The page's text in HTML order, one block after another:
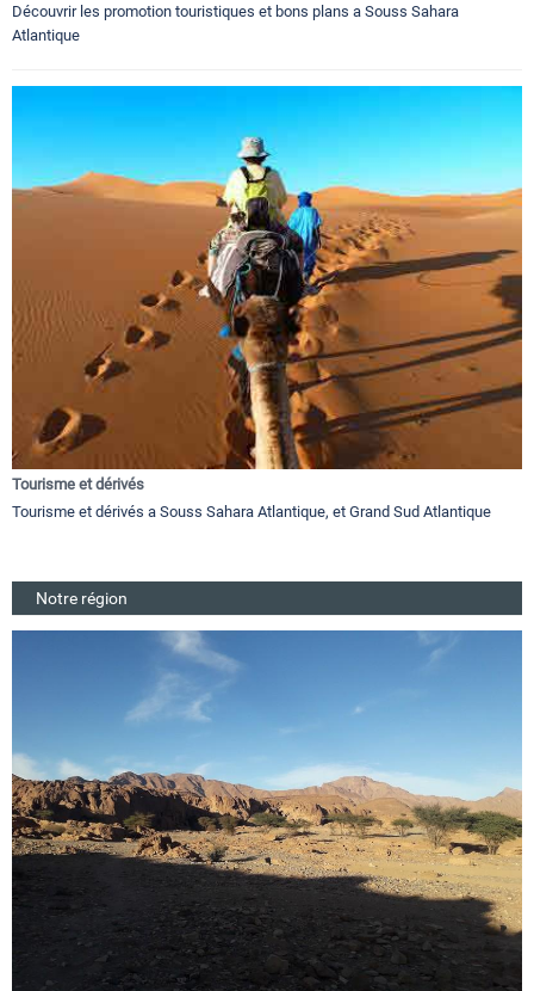
Découvrir les promotion touristiques et bons plans a Souss Sahara
Atlantique
Tourisme et dérivés
Tourisme et dérivés a Souss Sahara Atlantique, et Grand Sud Atlantique
Notre région